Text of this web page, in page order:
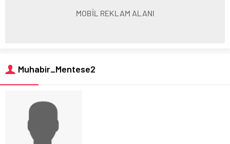
MOBİL REKLAM ALANI
Muhabir_Mentese2